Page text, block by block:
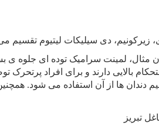
دی سیلیکات لیتیوم تقسیم
لمینت سرامیک توده ای جلوه ی
بالایی دارند و برای افراد پرتحرک
دندان ها از آن استفاده می شود.